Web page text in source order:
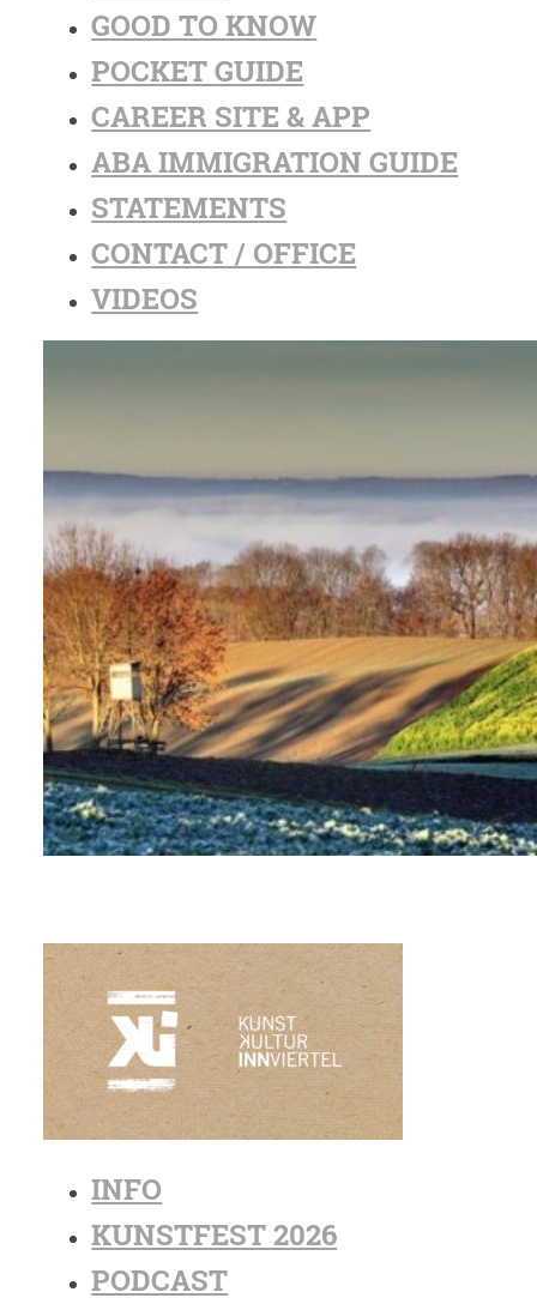
GOOD TO KNOW
POCKET GUIDE
CAREER SITE & APP
ABA IMMIGRATION GUIDE
STATEMENTS
CONTACT / OFFICE
VIDEOS
INFO
KUNSTFEST 2026
PODCAST